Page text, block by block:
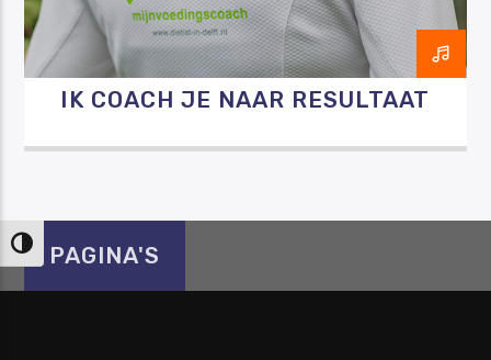
Keuze voor hoog contrast
IK COACH JE NAAR RESULTAAT
PAGINA'S